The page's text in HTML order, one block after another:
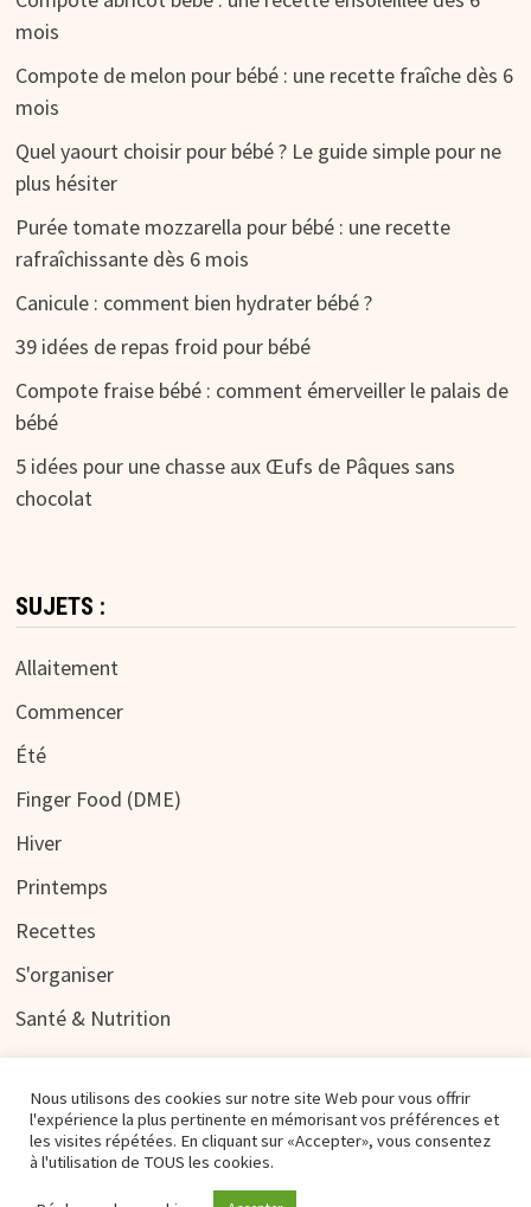
mois
Compote de melon pour bébé : une recette fraîche dès 6
mois
Quel yaourt choisir pour bébé ? Le guide simple pour ne
plus hésiter
Purée tomate mozzarella pour bébé : une recette
rafraîchissante dès 6 mois
Canicule : comment bien hydrater bébé ?
39 idées de repas froid pour bébé
Compote fraise bébé : comment émerveiller le palais de
bébé
5 idées pour une chasse aux Œufs de Pâques sans
chocolat
SUJETS :
Allaitement
Commencer
Été
Finger Food (DME)
Hiver
Printemps
Recettes
S'organiser
Santé & Nutrition
BÉBÉ À TABLE. Alimenté par
Nous utilisons des cookies sur notre site Web pour vous offrir
l'expérience la plus pertinente en mémorisant vos préférences et
les visites répétées. En cliquant sur «Accepter», vous consentez
à l'utilisation de TOUS les cookies.